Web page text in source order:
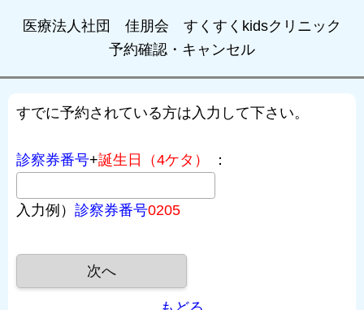
医療法人社団 佳朋会 すくすくkidsクリニック
予約確認・キャンセル
すでに予約されている方は入力して下さい。
診察券番号+誕生日（4ケタ） ：
入力例） 診察券番号0205